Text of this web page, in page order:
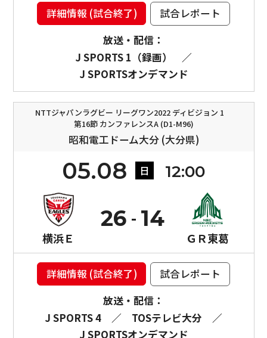
詳細情報 (試合終了)
試合レポート
放送・配信：
J SPORTS 1（録画）
／
J SPORTSオンデマンド
NTTジャパンラグビー リーグワン2022 ディビジョン 1
第16節 カンファレンスA (D1-M96)
昭和電工ドーム大分 (大分県)
05.08 日 12:00
横浜Ｅ
26
ＧＲ東葛
14
詳細情報 (試合終了)
試合レポート
放送・配信：
J SPORTS 4
／ TOSテレビ大分
／
J SPORTSオンデマンド